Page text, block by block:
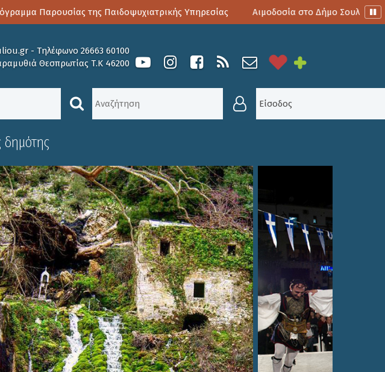
Παρουσίας της Παιδοψυχιατρικής Υπηρεσίας Αιμοδοσία στο Δήμο Σουλίου
- Τηλέφωνο 26663 60100
Θεσπρωτίας Τ.Κ 46200
Είσοδος
δημότης